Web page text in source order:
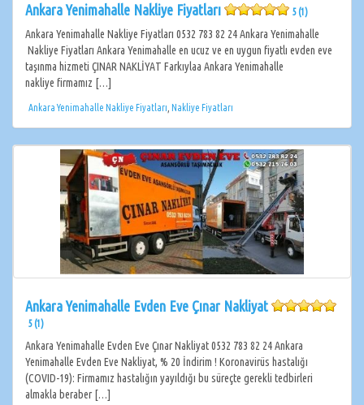
Ankara Yenimahalle Nakliye Fiyatları 5 (1)
Ankara Yenimahalle Nakliye Fiyatları 0532 783 82 24 Ankara Yenimahalle
Nakliye Fiyatları Ankara Yenimahalle en ucuz ve en uygun fiyatlı evden eve
taşınma hizmeti ÇINAR NAKLİYAT Farkıylaa Ankara Yenimahalle
nakliye firmamız […]
Ankara Yenimahalle Nakliye Fiyatları Nakliye Fiyatları
Ankara Yenimahalle Evden Eve Çınar Nakliyat
5 (1)
Ankara Yenimahalle Evden Eve Çınar Nakliyat 0532 783 82 24 Ankara
Yenimahalle Evden Eve Nakliyat, % 20 İndirim ! Koronavirüs hastalığı
(COVID-19): Firmamız hastalığın yayıldığı bu süreçte gerekli tedbirleri
almakla beraber […]